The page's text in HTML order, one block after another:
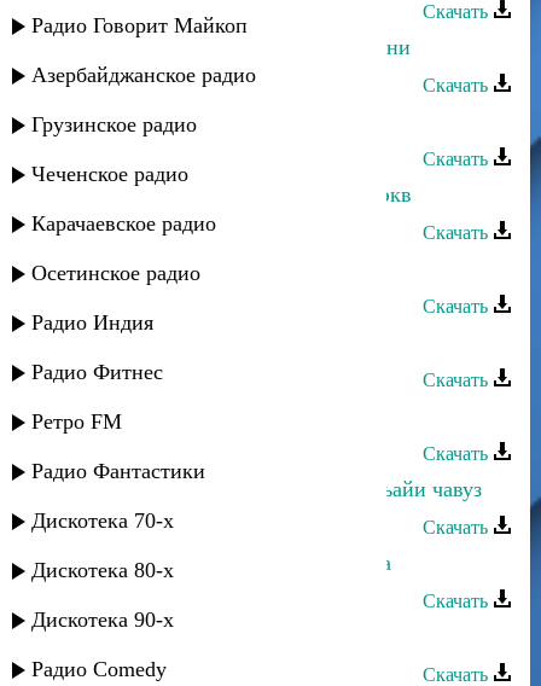
Радио Говорит Майкоп
Азербайджанское радио
Грузинское радио
Чеченское радио
Карачаевское радио
Осетинское радио
Радио Индия
Радио Фитнес
Ретро FM
Радио Фантастики
Дискотека 70-х
Дискотека 80-х
Дискотека 90-х
Радио Comedy
Скачать
Дурия Рагимова - Перихануман мани
Скачать
Дурия Рагимова - Наз гумир
Скачать
Дурия Рагимова - Муьгьуьбатдин экв
Скачать
Дурия Рагимова - Марал
Скачать
Скачать
Дурия Рагимова - Зуьрнедин ван
Скачать
Дурия Рагимова - Зун вал ашукь хьайи чавуз
Скачать
Дурия Рагимова - Зи яр вуж жедата
Скачать
Скачать